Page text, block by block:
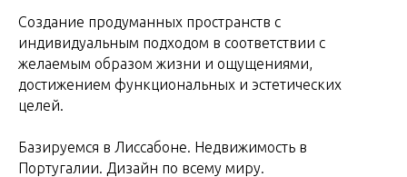
Создание продуманных пространств с
индивидуальным подходом в соответствии с
желаемым образом жизни и ощущениями,
достижением функциональных и эстетических
целей.
Базируемся в Лиссабоне. Недвижимость в
Португалии. Дизайн по всему миру.